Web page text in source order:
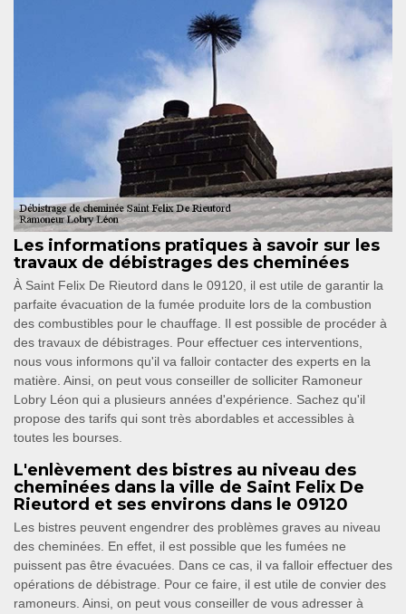
Les informations pratiques à savoir sur les
travaux de débistrages des cheminées
À Saint Felix De Rieutord dans le 09120, il est utile de garantir la
parfaite évacuation de la fumée produite lors de la combustion
des combustibles pour le chauffage. Il est possible de procéder à
des travaux de débistrages. Pour effectuer ces interventions,
nous vous informons qu'il va falloir contacter des experts en la
matière. Ainsi, on peut vous conseiller de solliciter Ramoneur
Lobry Léon qui a plusieurs années d'expérience. Sachez qu'il
propose des tarifs qui sont très abordables et accessibles à
toutes les bourses.
L'enlèvement des bistres au niveau des
cheminées dans la ville de Saint Felix De
Rieutord et ses environs dans le 09120
Les bistres peuvent engendrer des problèmes graves au niveau
des cheminées. En effet, il est possible que les fumées ne
puissent pas être évacuées. Dans ce cas, il va falloir effectuer des
opérations de débistrage. Pour ce faire, il est utile de convier des
ramoneurs. Ainsi, on peut vous conseiller de vous adresser à